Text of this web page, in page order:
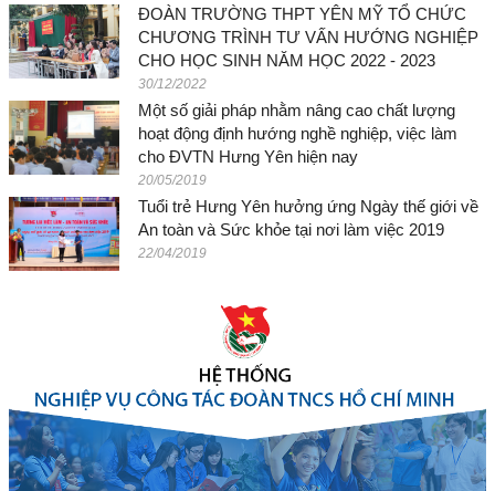
ĐOÀN TRƯỜNG THPT YÊN MỸ TỔ CHỨC
CHƯƠNG TRÌNH TƯ VẤN HƯỚNG NGHIỆP
CHO HỌC SINH NĂM HỌC 2022 - 2023
30/12/2022
Một số giải pháp nhằm nâng cao chất lượng
hoạt động định hướng nghề nghiệp, việc làm
cho ĐVTN Hưng Yên hiện nay
20/05/2019
Tuổi trẻ Hưng Yên hưởng ứng Ngày thế giới về
An toàn và Sức khỏe tại nơi làm việc 2019
22/04/2019